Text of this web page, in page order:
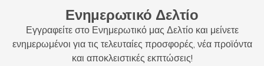
του
προϊόντος
Ενημερωτικό Δελτίο
Εγγραφείτε στο Ενημερωτικό μας Δελτίο και μείνετε
ενημερωμένοι για τις τελευταίες προσφορές, νέα προϊόντα
και αποκλειστικές εκπτώσεις!